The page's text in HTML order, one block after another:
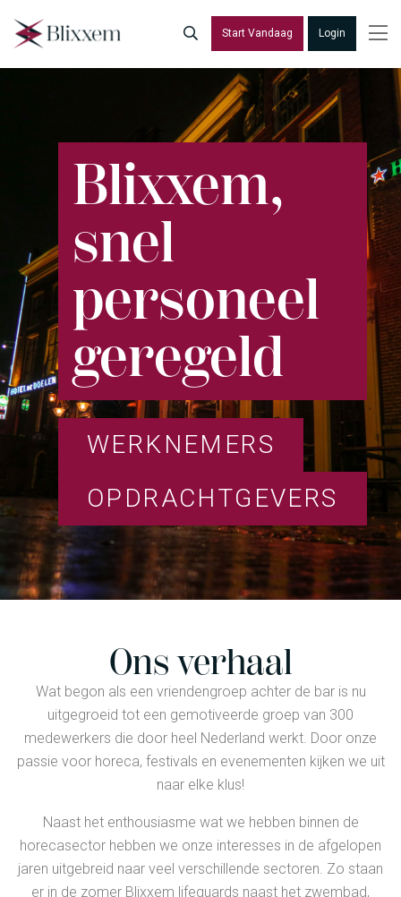
Start Vandaag Login
Blixxem,
snel
personeel
geregeld
WERKNEMERS
OPDRACHTGEVERS
Ons verhaal
Wat begon als een vriendengroep achter de bar is nu
uitgegroeid tot een gemotiveerde groep van 300
medewerkers die door heel Nederland werkt. Door onze
passie voor horeca, festivals en evenementen kijken we uit
naar elke klus!
Naast het enthousiasme wat we hebben binnen de
horecasector hebben we onze interesses in de afgelopen
jaren uitgebreid naar veel verschillende sectoren. Zo staan
er in de zomer Blixxem lifeguards naast het zwembad,